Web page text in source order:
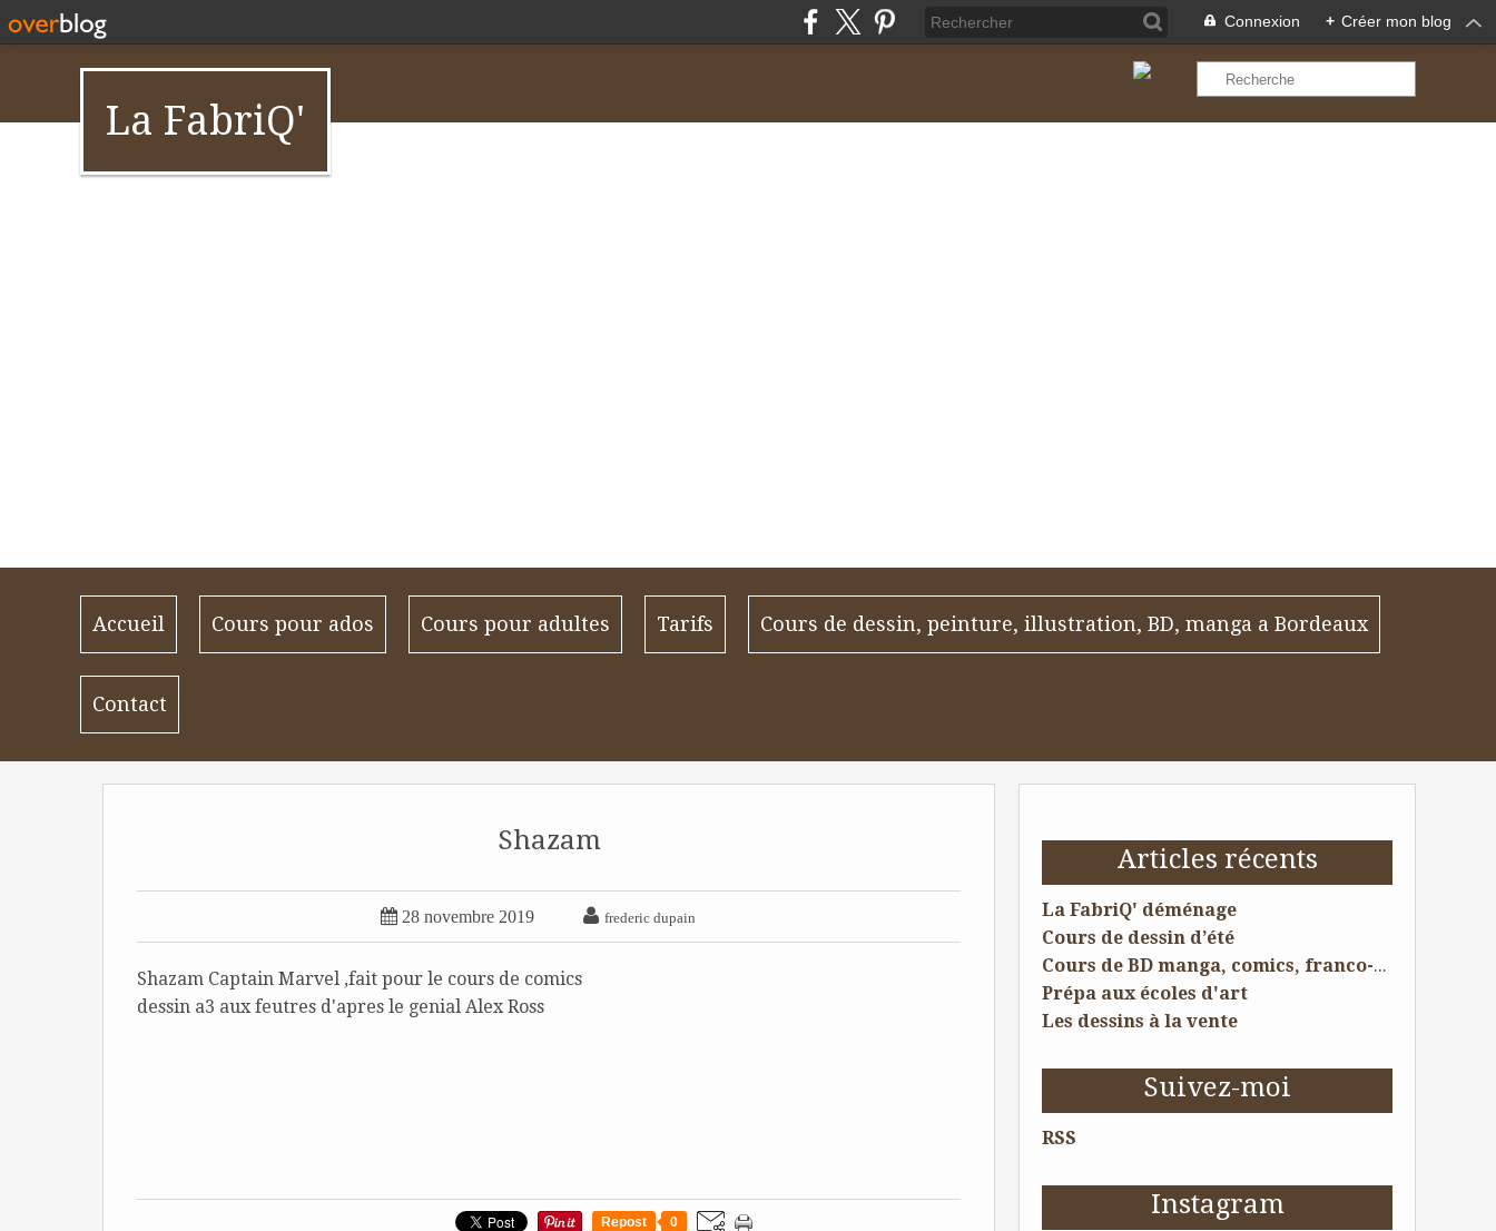
Connexion + Créer mon blog
La FabriQ'
Accueil Cours pour ados Cours pour adultes Tarifs Cours de dessin, peinture, illustration, BD, manga a Bordeaux
Contact
Articles récents
La FabriQ' déménage
Cours de dessin d’été
Cours de BD manga, comics, franco-belge à Saint andre de cubzac pour ados
Prépa aux écoles d'art
Les dessins à la vente
Suivez-moi
RSS
Instagram
Shazam
 28 novembre 2019  frederic dupain
Shazam Captain Marvel ,fait pour le cours de comics
dessin a3 aux feutres d'apres le genial Alex Ross
Repost 0